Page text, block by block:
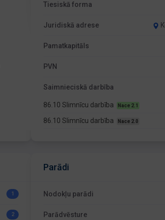
Tiesiskā forma
Juridiskā adrese
Pamatkapitāls
PVN
Saimnieciskā darbība
86.10 Slimnīcu darbība Nace 2.1
86.10 Slimnīcu darbība Nace 2.0
1
2
Parādi
Nodokļu parādi
Parādvēsture